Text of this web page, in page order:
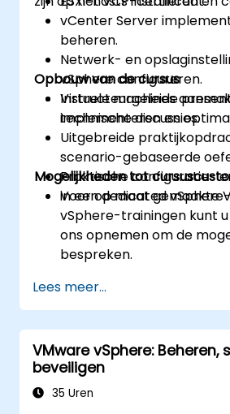
vCenter Server
beheren.
Netwerk- en
vSphere configureren.
Virtuele machines
implementeren en
Opbouw van de cursus
Instructeurgeleide
technische discussies.
Uitgebreide
scenario-gebaseerde
Praktische configuratie-
in een dedicated
Mogelijkheden tot
Voor op maat gemaakte
vSphere-trainingen kunt
ons opnemen om de
bespreken.
Lees meer...
VMware vSphere: Beheren,
beveiligen
35 Uren